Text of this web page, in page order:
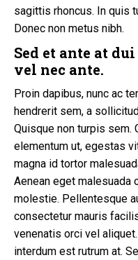
sagittis rhoncus. In quis
Donec non metus nibh.
Sed et ante at
vel nec ante.
Proin dapibus, nunc ac
hendrerit sem, a
Quisque non turpis sem.
elementum ut, egestas
magna id tortor
Aenean eget malesuada
molestie. Pellentesque
consectetur mauris
venenatis orci vel
interdum est rutrum at.